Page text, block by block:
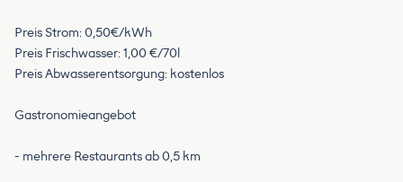
Preis Strom: 0,50€/kWh
Preis Frischwasser: 1,00 €/70l
Preis Abwasserentsorgung: kostenlos
Gastronomieangebot
- mehrere Restaurants ab 0,5 km